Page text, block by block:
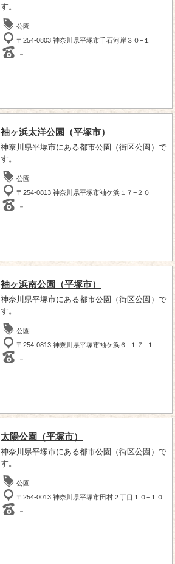
す。
公園
〒254-0803 神奈川県平塚市千石河岸３０−１
－
袖ヶ浜太洋公園（平塚市）
神奈川県平塚市にある都市公園（街区公園）で
す。
公園
〒254-0813 神奈川県平塚市袖ケ浜１７−２０
－
袖ヶ浜南公園（平塚市）
神奈川県平塚市にある都市公園（街区公園）で
す。
公園
〒254-0813 神奈川県平塚市袖ケ浜６−１７−１
－
太陽公園（平塚市）
神奈川県平塚市にある都市公園（街区公園）で
す。
公園
〒254-0013 神奈川県平塚市田村２丁目１０−１０
－